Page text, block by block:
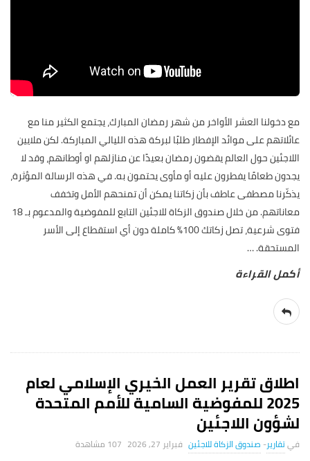
مع دخولنا العشر الأواخر من شهر رمضان المبارك، يجتمع الكثير منا مع
عائلاتهم على موائد الإفطار طلبًا لبركة هذه الليالي المباركة. لكن ملايين
اللاجئين حول العالم يقضون رمضان بعيدًا عن منازلهم او أوطانهم، وقد لا
يجدون طعامًا يفطرون عليه أو مأوى يحتمون به. في هذه الرسالة المؤثرة،
يذكّرنا مصطفى عاطف بأن زكاتنا يمكن أن تمنحهم الأمل وتخفف
معاناتهم. من خلال صندوق الزكاة للاجئين التابع للمفوضية والمدعوم بـ 18
فتوى شرعية، تصل زكاتك 100٪ كاملة دون أي استقطاع إلى الأسر
المستحقة.…
اطلاق تقرير العمل الخيري الإسلامي لعام
2025 للمفوضية السامية للأمم المتحدة
لشؤون اللاجئين
تقارير- صندوق الزكاة للاجئين فبراير 27, 2026 107 ‎مشاهدة